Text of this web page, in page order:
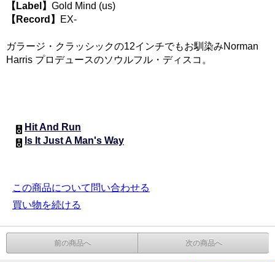
【Label】 Gold Mind (us)
【Record】
EX-
ガラージ・クラッシックの12インチでもお馴染みNorman
Harris プロデュースのソウルフル・ディスコ。
Hit And Run
Is It Just A Man's Way
この商品について問い合わせる
買い物を続ける
前の商品へ 次の商品へ